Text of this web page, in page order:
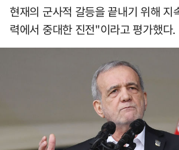
현재의 군사적 갈등을 끝내기 위해 지
력에서 중대한 진전"이라고 평가했다.